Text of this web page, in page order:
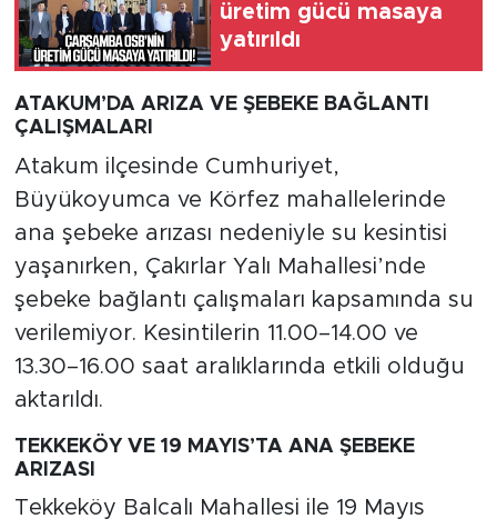
üretim gücü masaya
yatırıldı
ATAKUM’DA ARIZA VE ŞEBEKE BAĞLANTI
ÇALIŞMALARI
Atakum ilçesinde Cumhuriyet,
Büyükoyumca ve Körfez mahallelerinde
ana şebeke arızası nedeniyle su kesintisi
yaşanırken, Çakırlar Yalı Mahallesi’nde
şebeke bağlantı çalışmaları kapsamında su
verilemiyor. Kesintilerin 11.00–14.00 ve
13.30–16.00 saat aralıklarında etkili olduğu
aktarıldı.
TEKKEKÖY VE 19 MAYIS’TA ANA ŞEBEKE
ARIZASI
Tekkeköy Balcalı Mahallesi ile 19 Mayıs